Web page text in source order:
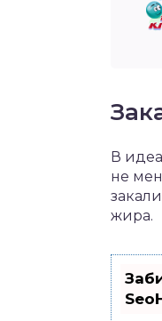
В
не
жира.